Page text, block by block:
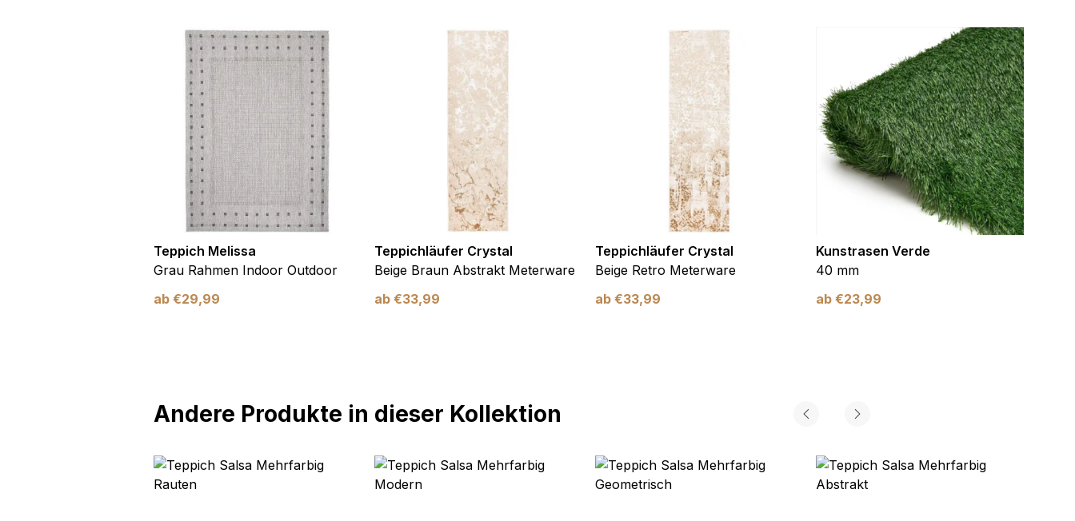
Teppich Melissa
Grau Rahmen Indoor Outdoor
ab €29,99
Teppichläufer Crystal
Beige Braun Abstrakt Meterware
ab €33,99
Teppichläufer Crystal
Beige Retro Meterware
ab €33,99
Kunstrasen Verde
40 mm
ab €23,99
Andere Produkte in dieser Kollektion